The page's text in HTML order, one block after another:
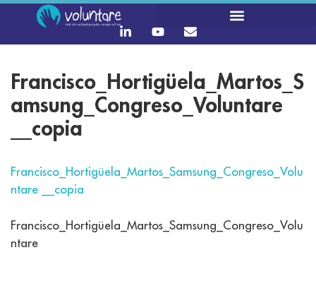
Francisco_Hortigüela_Martos_S
amsung_Congreso_Voluntare
__copia
Francisco_Hortigüela_Martos_Samsung_Congreso_Volu
ntare __copia
Francisco_Hortigüela_Martos_Samsung_Congreso_Volu
ntare